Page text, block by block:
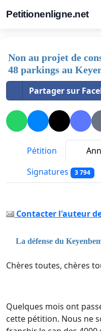
Petitionenligne.net
Non au projet de
48 parkings au
Partager sur
Pétition
Signatures 3 794
Contacter l'auteur
La défense du
Chères toutes, chères
Quelques mois ont
cette pétition. Nous ne